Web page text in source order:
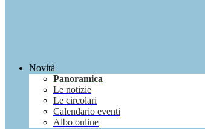
Novità
Panoramica
Le notizie
Le circolari
Calendario eventi
Albo online